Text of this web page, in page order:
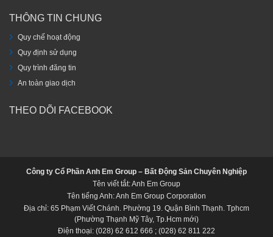
THÔNG TIN CHUNG
Quy chế hoạt động
Quy định sử dụng
Quy trình đăng tin
An toàn giao dịch
THEO DÕI FACEBOOK
Công ty Cổ Phần Anh Em Group – Bất Động Sản Chuyên Nghiệp
Tên viết tắt: Anh Em Group
Tên tiếng Anh: Anh Em Group Corporation
Địa chỉ: 65 Phạm Viết Chánh. Phường 19. Quận Bình Thạnh. Tphcm
(Phường Thạnh Mỹ Tây, Tp.Hcm mới)
Điện thoại: (028) 62 612 666 ; (028) 62 811 222